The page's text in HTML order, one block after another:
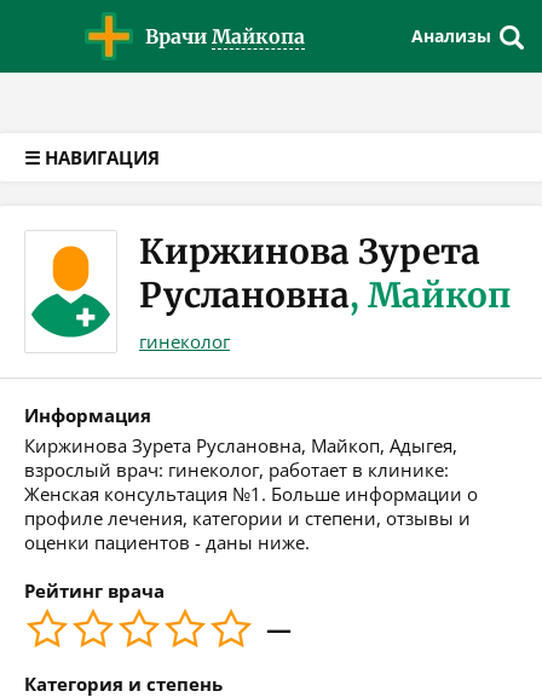
Врачи Майкопа Анализы
☰ НАВИГАЦИЯ
Киржинова Зурета
Руслановна, Майкоп
гинеколог
Информация
Киржинова Зурета Руслановна, Майкоп, Адыгея,
взрослый врач: гинеколог, работает в клинике:
Женская консультация №1. Больше информации о
профиле лечения, категории и степени, отзывы и
оценки пациентов - даны ниже.
Рейтинг врача
—
Категория и степень